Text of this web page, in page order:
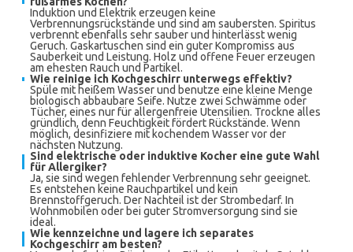
Induktion und Elektrik erzeugen keine
Verbrennungsrückstände und sind am saubersten. Spiritus
verbrennt ebenfalls sehr sauber und hinterlässt wenig
Geruch. Gaskartuschen sind ein guter Kompromiss aus
Sauberkeit und Leistung. Holz und offene Feuer erzeugen
am ehesten Rauch und Partikel.
Wie reinige ich Kochgeschirr unterwegs effektiv?
Spüle mit heißem Wasser und benutze eine kleine Menge
biologisch abbaubare Seife. Nutze zwei Schwämme oder
Tücher, eines nur für allergenfreie Utensilien. Trockne alles
gründlich, denn Feuchtigkeit fördert Rückstände. Wenn
möglich, desinfiziere mit kochendem Wasser vor der
nächsten Nutzung.
Sind elektrische oder induktive Kocher eine gute Wahl
für Allergiker?
Ja, sie sind wegen fehlender Verbrennung sehr geeignet.
Es entstehen keine Rauchpartikel und kein
Brennstoffgeruch. Der Nachteil ist der Strombedarf. In
Wohnmobilen oder bei guter Stromversorgung sind sie
ideal.
Wie kennzeichne und lagere ich separates
Kochgeschirr am besten?